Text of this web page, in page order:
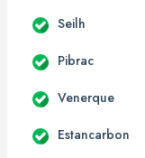
Seilh
Pibrac
Venerque
Estancarbon